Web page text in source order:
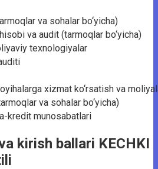
va sohalar bo‘yicha)
va audit (tarmoqlar bo‘yicha)
texnologiyalar
xizmat ko‘rsatish va
va sohalar bo‘yicha)
kredit munosabatlari
kirish ballari KECHKI